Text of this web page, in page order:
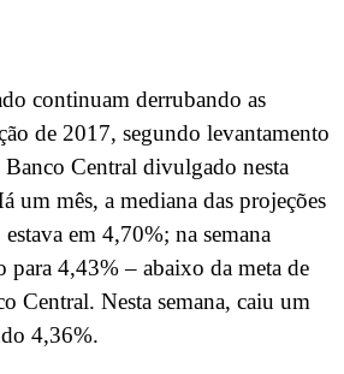
continuam derrubando as
de 2017, segundo levantamento
Central divulgado nesta
um mês, a mediana das projeções
em 4,70%; na semana
para 4,43% – abaixo da meta de
Central. Nesta semana, caiu um
4,36%.